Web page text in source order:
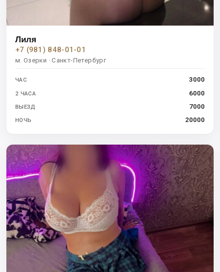
Лиля
+7 (981) 848-01-01
м. Озерки · Санкт-Петербург
ЧАС 3000
2 ЧАСА 6000
ВЫЕЗД 7000
НОЧЬ 20000